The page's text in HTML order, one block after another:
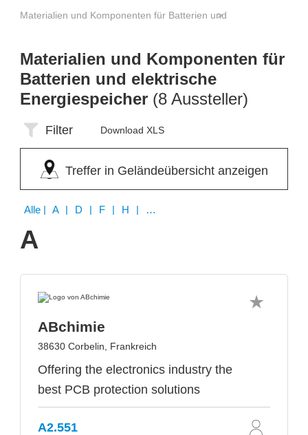
Materialien und Komponenten für Batterien und elektrische
Materialien und Komponenten für
Batterien und elektrische
Energiespeicher (8 Aussteller)
Filter Download XLS
Treffer in Geländeübersicht anzeigen
Alle | A | D | F | H | K | R | T | W
A
ABchimie
38630 Corbelin, Frankreich
Offering the electronics industry the
best PCB protection solutions
A2.551